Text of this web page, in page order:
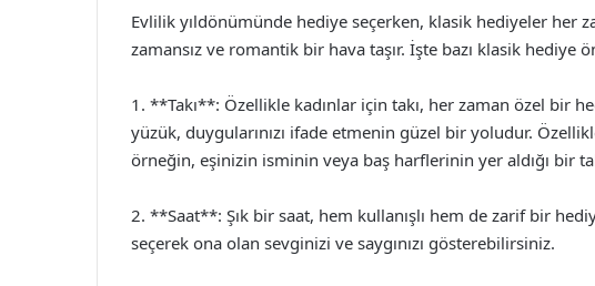
Evlilik yıldönümünde hediye seçerken, klasik hediyeler her
zamansız ve romantik bir hava taşır. İşte bazı klasik hediye
1. **Takı**: Özellikle kadınlar için takı, her zaman özel bir
yüzük, duygularınızı ifade etmenin güzel bir yoludur.
örneğin, eşinizin isminin veya baş harflerinin yer aldığı bir
2. **Saat**: Şık bir saat, hem kullanışlı hem de zarif bir
seçerek ona olan sevginizi ve saygınızı gösterebilirsiniz.